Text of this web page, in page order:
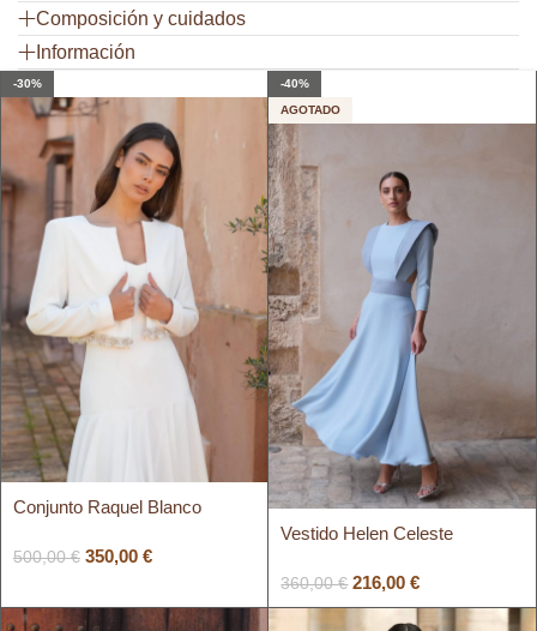
Composición y cuidados
Información
-30%
Conjunto Raquel Blanco
500,00€ 350,00 €
-40%
AGOTADO
Vestido Helen Celeste
360,00€ 216,00€